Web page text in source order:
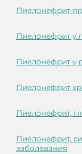
Пиелонефрит
Пиелонефрит у
Пиелонефрит у
Пиелонефрит
Пиелонефрит,
Пиелонефрит,
заболевания